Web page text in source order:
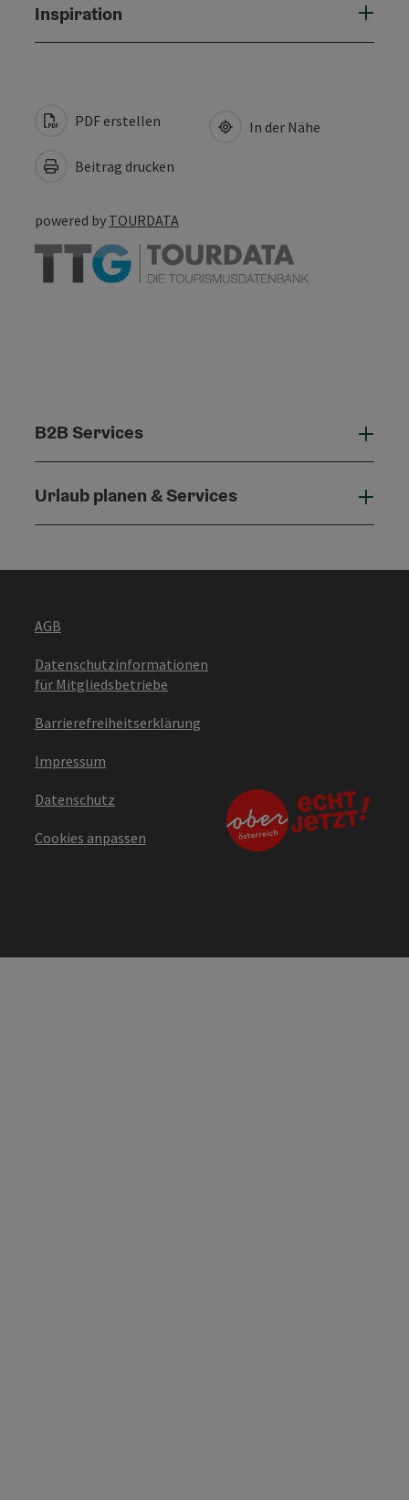
Inspiration
PDF erstellen
Beitrag drucken
In der Nähe
powered by TOURDATA
B2B Services
Urlaub planen & Services
AGB
Datenschutzinformationen
für Mitgliedsbetriebe
Barrierefreiheitserklärung
Impressum
Datenschutz
Cookies anpassen